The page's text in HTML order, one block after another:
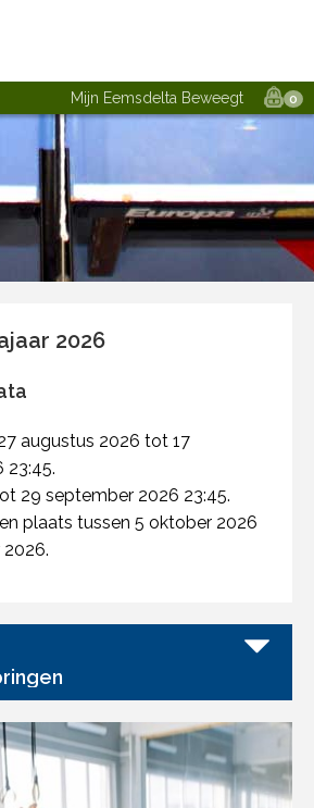
Mijn Eemsdelta Beweegt 0
2026
augustus 2026 tot 17
23:45.
29 september 2026 23:45.
plaats tussen 5 oktober 2026